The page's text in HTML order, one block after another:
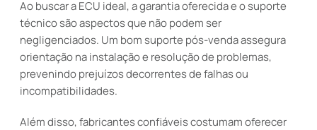
Ao buscar a ECU ideal, a garantia oferecida e o suporte
técnico são aspectos que não podem ser
negligenciados. Um bom suporte pós-venda assegura
orientação na instalação e resolução de problemas,
prevenindo prejuízos decorrentes de falhas ou
incompatibilidades.
Além disso, fabricantes confiáveis costumam oferecer